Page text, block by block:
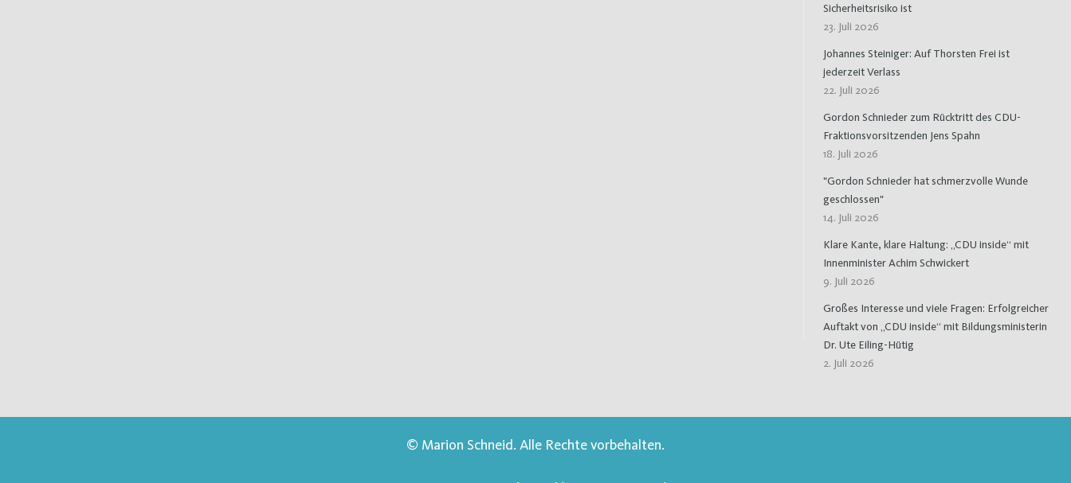
Sicherheitsrisiko ist
23. Juli 2026
Johannes Steiniger: Auf Thorsten Frei ist
jederzeit Verlass
22. Juli 2026
Gordon Schnieder zum Rücktritt des CDU-
Fraktionsvorsitzenden Jens Spahn
18. Juli 2026
"Gordon Schnieder hat schmerzvolle Wunde
geschlossen"
14. Juli 2026
Klare Kante, klare Haltung: „CDU inside“ mit
Innenminister Achim Schwickert
9. Juli 2026
Großes Interesse und viele Fragen: Erfolgreicher
Auftakt von „CDU inside“ mit Bildungsministerin
Dr. Ute Eiling-Hütig
2. Juli 2026
© Marion Schneid. Alle Rechte vorbehalten.